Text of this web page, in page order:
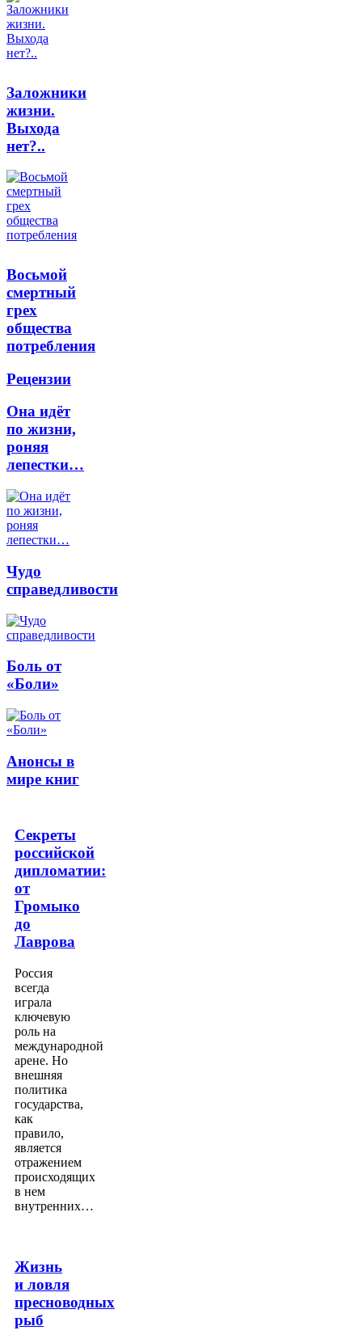
Заложники
жизни.
Выхода
нет?..
Восьмой
смертный
грех
общества
потребления
Рецензии
Она идёт
по жизни,
роняя
лепестки…
Чудо
справедливости
Боль от
«Боли»
Анонсы в
мире книг
Секреты
российской
дипломатии:
от
Громыко
до
Лаврова
Россия
всегда
играла
ключевую
роль на
международной
арене. Но
внешняя
политика
государства,
как
правило,
является
отражением
происходящих
в нем
внутренних…
Жизнь
и ловля
пресноводных
рыб